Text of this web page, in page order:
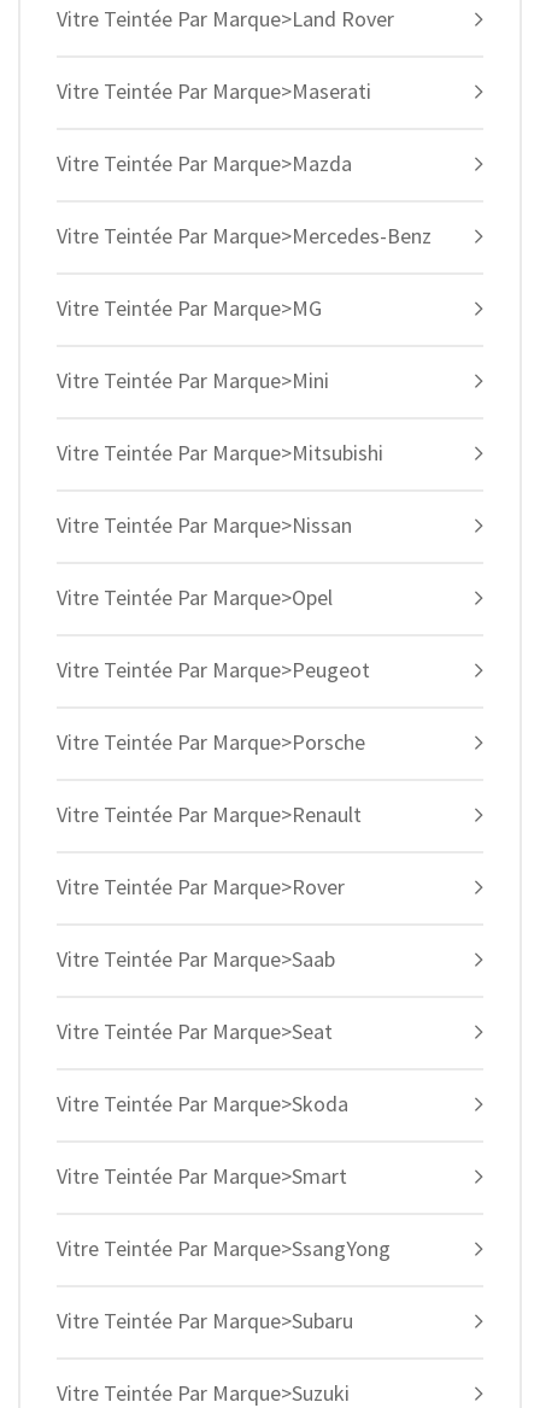
Vitre Teintée Par Marque>Land Rover
Vitre Teintée Par Marque>Maserati
Vitre Teintée Par Marque>Mazda
Vitre Teintée Par Marque>Mercedes-Benz
Vitre Teintée Par Marque>MG
Vitre Teintée Par Marque>Mini
Vitre Teintée Par Marque>Mitsubishi
Vitre Teintée Par Marque>Nissan
Vitre Teintée Par Marque>Opel
Vitre Teintée Par Marque>Peugeot
Vitre Teintée Par Marque>Porsche
Vitre Teintée Par Marque>Renault
Vitre Teintée Par Marque>Rover
Vitre Teintée Par Marque>Saab
Vitre Teintée Par Marque>Seat
Vitre Teintée Par Marque>Skoda
Vitre Teintée Par Marque>Smart
Vitre Teintée Par Marque>SsangYong
Vitre Teintée Par Marque>Subaru
Vitre Teintée Par Marque>Suzuki